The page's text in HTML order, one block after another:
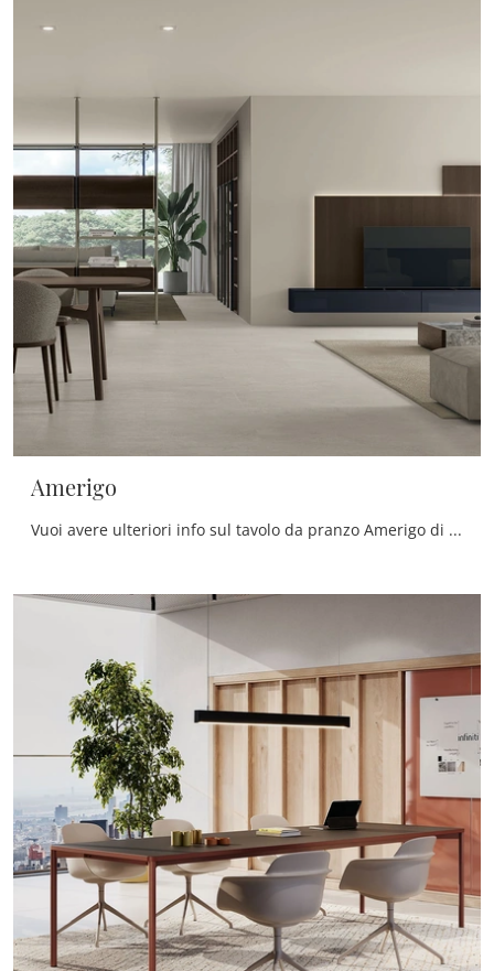
Amerigo
Vuoi avere ulteriori info sul tavolo da pranzo Amerigo di Tomasella? Clicca e ottieni informazioni sui modelli fissi del marchio.